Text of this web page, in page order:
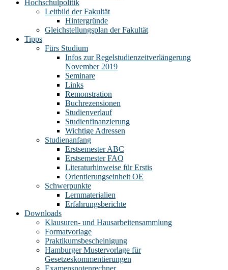
Hochschulpolitik
Leitbild der Fakultät
Hintergründe
Gleichstellungsplan der Fakultät
Tipps
Fürs Studium
Infos zur Regelstudienzeitverlängerung
November 2019
Seminare
Links
Remonstration
Buchrezensionen
Studienverlauf
Studienfinanzierung
Wichtige Adressen
Studienanfang
Erstsemester ABC
Erstsemester FAQ
Literaturhinweise für Erstis
Orientierungseinheit OE
Schwerpunkte
Lernmaterialien
Erfahrungsberichte
Downloads
Klausuren- und Hausarbeitensammlung
Formatvorlage
Praktikumsbescheinigung
Hamburger Mustervorlage für
Gesetzeskommentierungen
Examensnotenrechner